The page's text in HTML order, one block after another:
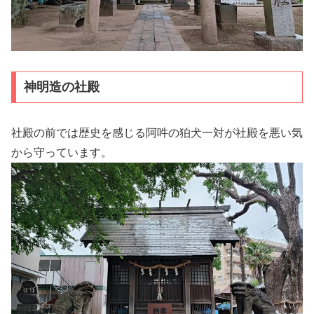
神明造の社殿
社殿の前では歴史を感じる阿吽の狛犬一対が社殿を悪い気
から守っています。